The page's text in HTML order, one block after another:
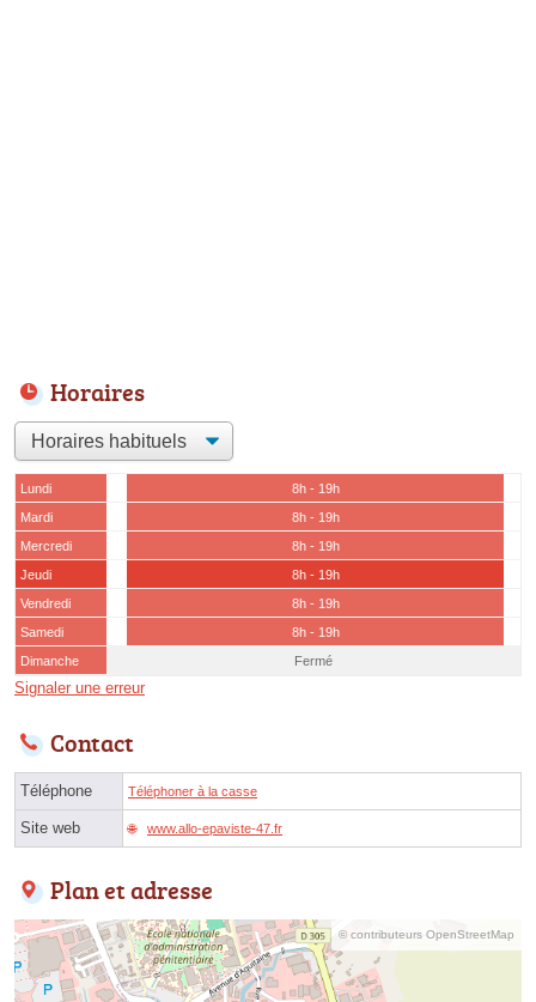
Horaires
Lundi
8h - 19h
Mardi
8h - 19h
Mercredi
8h - 19h
Jeudi
8h - 19h
Vendredi
8h - 19h
Samedi
8h - 19h
Dimanche
Fermé
Signaler une erreur
Contact
Téléphone Téléphoner à la casse
Site web www.allo-epaviste-47.fr
Plan et adresse
© contributeurs OpenStreetMap